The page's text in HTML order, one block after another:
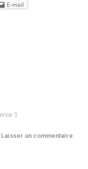
E-mail
3
Laisser un commentaire